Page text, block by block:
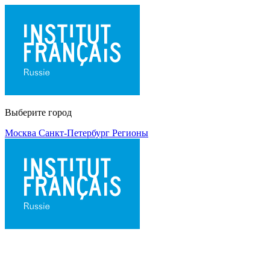
Выберите город
Москва Санкт-Петербург Регионы